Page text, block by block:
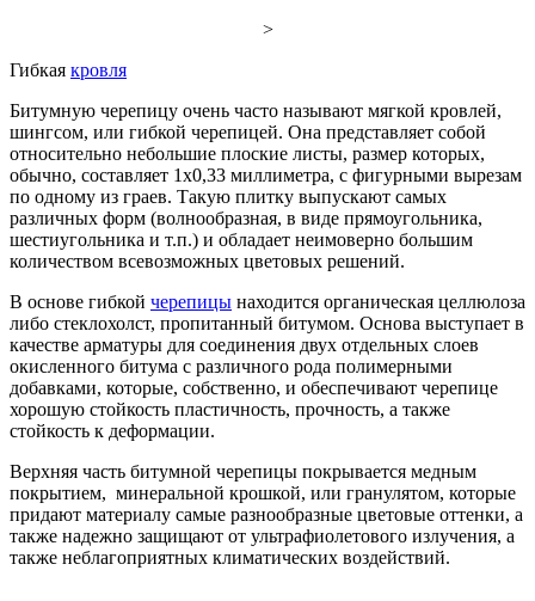
>
Гибкая кровля
Битумную черепицу очень часто называют мягкой кровлей,
шингсом, или гибкой черепицей. Она представляет собой
относительно небольшие плоские листы, размер которых,
обычно, составляет 1х0,33 миллиметра, с фигурными вырезам
по одному из граев. Такую плитку выпускают самых
различных форм (волнообразная, в виде прямоугольника,
шестиугольника и т.п.) и обладает неимоверно большим
количеством всевозможных цветовых решений.
В основе гибкой черепицы находится органическая целлюлоза
либо стеклохолст, пропитанный битумом. Основа выступает в
качестве арматуры для соединения двух отдельных слоев
окисленного битума с различного рода полимерными
добавками, которые, собственно, и обеспечивают черепице
хорошую стойкость пластичность, прочность, а также
стойкость к деформации.
Верхняя часть битумной черепицы покрывается медным
покрытием, минеральной крошкой, или гранулятом, которые
придают материалу самые разнообразные цветовые оттенки, а
также надежно защищают от ультрафиолетового излучения, а
также неблагоприятных климатических воздействий.